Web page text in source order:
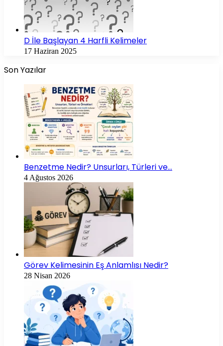
D İle Başlayan 4 Harfli Kelimeler
17 Haziran 2025
Son Yazılar
Benzetme Nedir? Unsurları, Türleri ve…
4 Ağustos 2026
Görev Kelimesinin Eş Anlamlısı Nedir?
28 Nisan 2026